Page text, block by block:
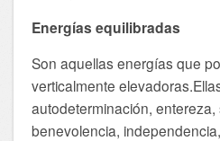
Energías equilibradas
Son aquellas energías que
verticalmente
autodeterminación,
benevolencia,